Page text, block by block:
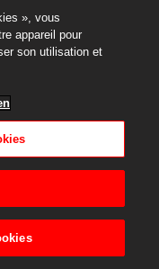
personali
», vous
appareil pour
son utilisation et